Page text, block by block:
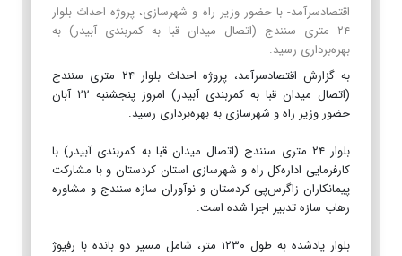
اقتصادسرآمد- با حضور وزیر راه و شهرسازی، پروژه احداث بلوار
۲۴ متری سنندج (اتصال میدان قبا به کمربندی آبیدر) به
بهره‌برداری رسید.
به گزارش اقتصادسرآمد، پروژه احداث بلوار ۲۴ متری سنندج
(اتصال میدان قبا به کمربندی آبیدر) امروز پنجشنبه ۲۲ آبان
حضور وزیر راه و شهرسازی به بهره‌برداری رسید.
بلوار ۲۴ متری سنندج (اتصال میدان قبا به کمربندی آبیدر) با
کارفرمایی اداره‌کل راه و شهرسازی استان کردستان و با مشارکت
پیمانکاران زاگرس‌پی کردستان و نوآوران سازه سنندج و مشاوره
رهاب سازه تدبیر اجرا شده است.
بلوار یادشده به طول ۱۲۳۰ متر، شامل مسیر دو بانده با رفیوژ